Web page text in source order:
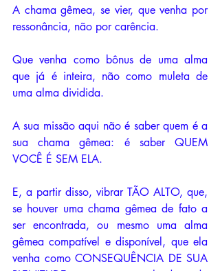
A chama gêmea, se vier, que venha por
ressonância, não por carência.
Que venha como bônus de uma alma
que já é inteira, não como muleta de
uma alma dividida.
A sua missão aqui não é saber quem é a
sua chama gêmea: é saber QUEM
VOCÊ É SEM ELA.
E, a partir disso, vibrar TÃO ALTO, que,
se houver uma chama gêmea de fato a
ser encontrada, ou mesmo uma alma
gêmea compatível e disponível, que ela
venha como CONSEQUÊNCIA DE SUA